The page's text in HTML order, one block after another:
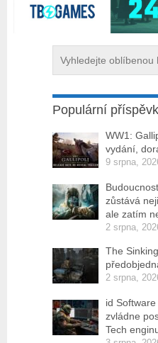
Populární
WW1:
vydání,
9 srpna,
zůstává
ale zatím
2 srpna,
The
2 srpna,
id
zvládne
Tech